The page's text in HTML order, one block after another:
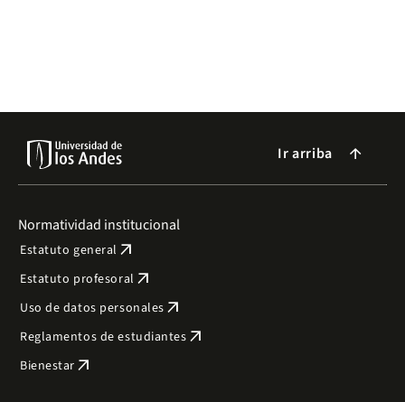
Ir arriba arrow_forward
Normatividad institucional
Estatuto general arrow_outward
Estatuto profesoral arrow_outward
Uso de datos personales arrow_outward
Reglamentos de estudiantes arrow_outward
Bienestar arrow_outward